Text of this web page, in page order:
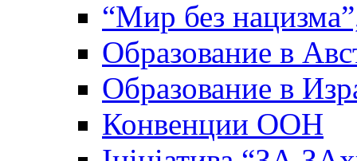
“Мир без
Образование в
Образование в
Конвенции ООН